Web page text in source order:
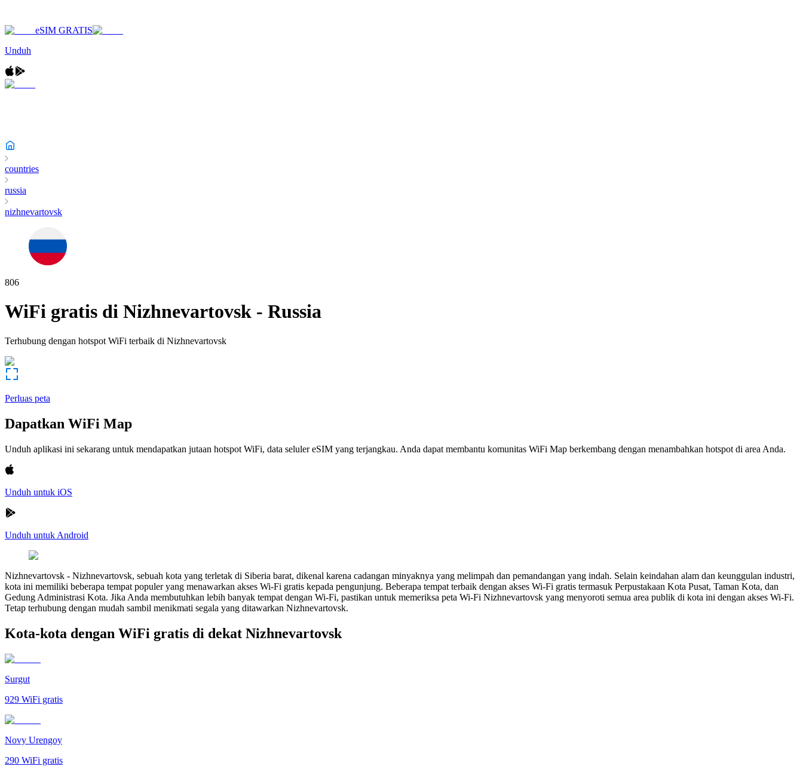
eSIM GRATIS
Unduh
countries
russia
nizhnevartovsk
806
WiFi gratis di Nizhnevartovsk - Russia
Terhubung dengan hotspot WiFi terbaik di Nizhnevartovsk
Perluas peta
Dapatkan WiFi Map
Unduh aplikasi ini sekarang untuk mendapatkan jutaan hotspot WiFi, data seluler eSIM yang terjangkau. Anda dapat membantu komunitas WiFi Map berkembang dengan menambahkan hotspot di area Anda.
Unduh untuk iOS
Unduh untuk Android
Nizhnevartovsk - Nizhnevartovsk, sebuah kota yang terletak di Siberia barat, dikenal karena cadangan minyaknya yang melimpah dan pemandangan yang indah. Selain keindahan alam dan keunggulan industri,
kota ini memiliki beberapa tempat populer yang menawarkan akses Wi-Fi gratis kepada pengunjung. Beberapa tempat terbaik dengan akses Wi-Fi gratis termasuk Perpustakaan Kota Pusat, Taman Kota, dan
Gedung Administrasi Kota. Jika Anda membutuhkan lebih banyak tempat dengan Wi-Fi, pastikan untuk memeriksa peta Wi-Fi Nizhnevartovsk yang menyoroti semua area publik di kota ini dengan akses Wi-Fi.
Tetap terhubung dengan mudah sambil menikmati segala yang ditawarkan Nizhnevartovsk.
Kota-kota dengan WiFi gratis di dekat Nizhnevartovsk
Surgut
929 WiFi gratis
Novy Urengoy
290 WiFi gratis